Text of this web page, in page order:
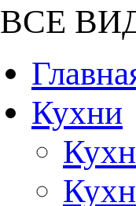
ВСЕ
Кухни